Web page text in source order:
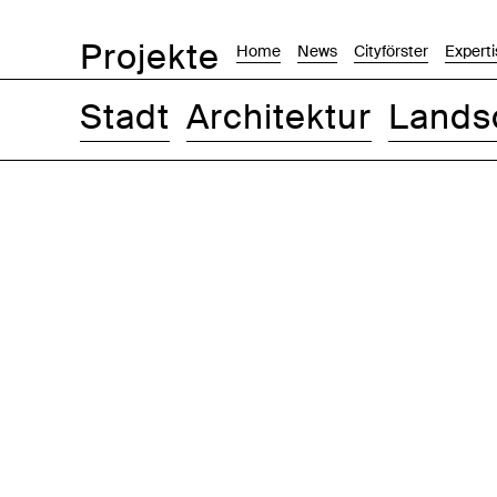
Projekte Home News Cityförster
Stadt Architektur